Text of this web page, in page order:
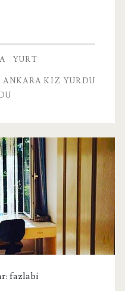
YURT
ANKARA KIZ YURDU
fazlabi